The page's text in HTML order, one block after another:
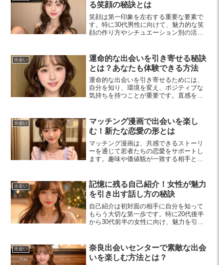
る笑顔の秘訣とは
笑顔は第一印象を左右する重要な要素で
す。特に30代男性に向けて、魅力的な笑
顔の作り方やシチュエーション別の活用
ひ知ってください。
出会い
運命的な出会いを引き寄せる秘訣
とは？あなたも体験できる方法
運命的な出会いを引き寄せるためには、
自分を知り、環境を変え、ポジティブな
気持ちを持つことが重要です。直感を信
出会い
マッチング漫画で出会いを楽し
む！新たな恋愛の形とは
マッチング漫画は、共感できるストーリ
ーを通じて若者たちの恋愛をサポートし
ます。趣味や価値観が一致する相手と出
出会い
記憶に残る自己紹介！女性が魅力
を引き出す話し方の秘訣
自己紹介は初対面の相手に自分を知って
もらう大切な第一歩です。特に20代後半
から30代前半の女性に向け、魅力を引き
を表現しましょう。
出会い
奈良出会いセンターで素敵な出会
いを楽しむ方法とは？